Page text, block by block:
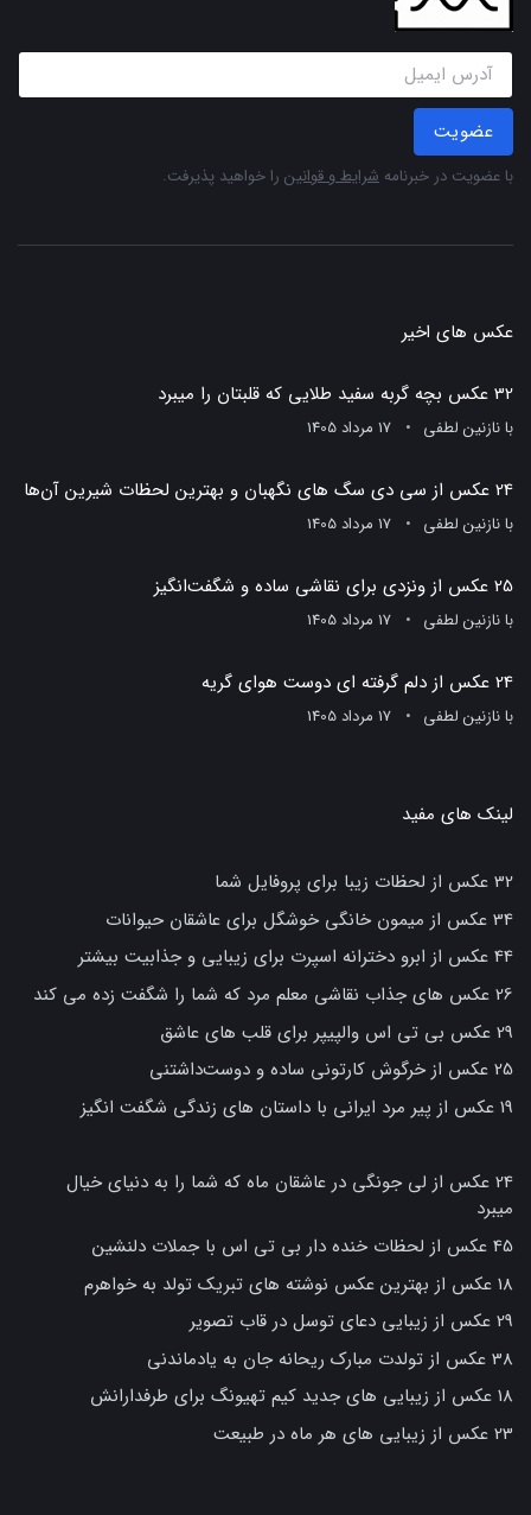
عضویت
با عضویت در خبرنامه شرایط و قوانین را خواهید پذیرفت.
عکس های اخیر
32 عکس بچه گربه سفید طلایی که قلبتان را میبرد
بانازنین لطفی 17 مرداد 1405
24 عکس از سی دی سگ های نگهبان و بهترین لحظات شیرین آن‌ها
بانازنین لطفی 17 مرداد 1405
25 عکس از ونزدی برای نقاشی ساده و شگفت‌انگیز
بانازنین لطفی 17 مرداد 1405
24 عکس از دلم گرفته ای دوست هوای گریه
بانازنین لطفی 17 مرداد 1405
لینک های مفید
32 عکس از لحظات زیبا برای پروفایل شما
34 عکس از میمون خانگی خوشگل برای عاشقان حیوانات
44 عکس از ابرو دخترانه اسپرت برای زیبایی و جذابیت بیشتر
26 عکس های جذاب نقاشی معلم مرد که شما را شگفت زده می کند
29 عکس بی تی اس والپیپر برای قلب های عاشق
25 عکس از خرگوش کارتونی ساده و دوست‌داشتنی
19 عکس از پیر مرد ایرانی با داستان های زندگی شگفت انگیز
24 عکس از لی جونگی در عاشقان ماه که شما را به دنیای خیال
میبرد
45 عکس از لحظات خنده دار بی تی اس با جملات دلنشین
18 عکس از بهترین عکس نوشته های تبریک تولد به خواهرم
29 عکس از زیبایی دعای توسل در قاب تصویر
38 عکس از تولدت مبارک ریحانه جان به یادماندنی
18 عکس از زیبایی های جدید کیم تهیونگ برای طرفدارانش
23 عکس از زیبایی های هر ماه در طبیعت